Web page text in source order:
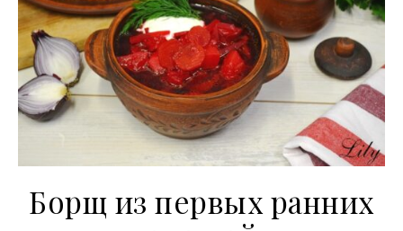
Борщ из первых ранних